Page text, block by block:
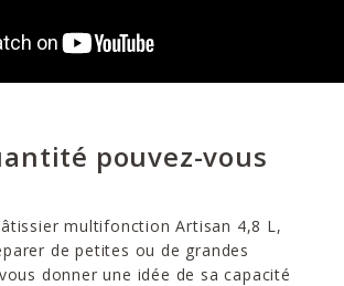
pouvez-vous
multifonction Artisan 4,8 L,
de petites ou de grandes
donner une idée de sa capacité